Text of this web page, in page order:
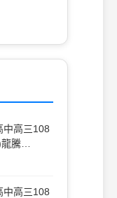
中高三108
騰
中高三108